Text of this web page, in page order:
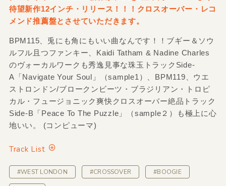
待望新作12インチ・リリース！！！クロスオーバー・レコ
メンド推薦盤とさせていただきます。
BPM115、兎にも角にもいい曲なんです！！ブギー＆ソウ
ルフル且つファンキー、Kaidi Tatham & Nadine Charles
のヴォーカルワークも秀逸見事な珠玉トラックSide-
A「Navigate Your Soul」（sample1）、BPM119、ウエ
ストロンドン/ブロークンビーツ・ブラジリアン・トロピ
カル・フュージョニック爽快クロスオーバー絶品トラック
Side-B「Peace To The Puzzle」（sample２）も極上に心
地いい。 (コンピューマ)
Track List
#WEST LONDON #CROSSOVER #BOOGIE